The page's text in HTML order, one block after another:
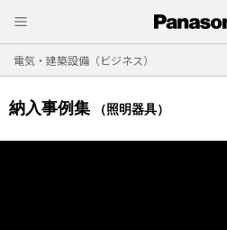
電気・建築設備（ビジネス）
納入事例集 （照明器具）